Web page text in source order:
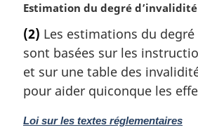
a
l
e
:
N
t
e
m
a
r
g
Estimation du degré d’invalidité
(2) Les estimations du
sont basées sur les
et sur une table des
pour aider quiconque les
N
Loi sur les textes réglementaires